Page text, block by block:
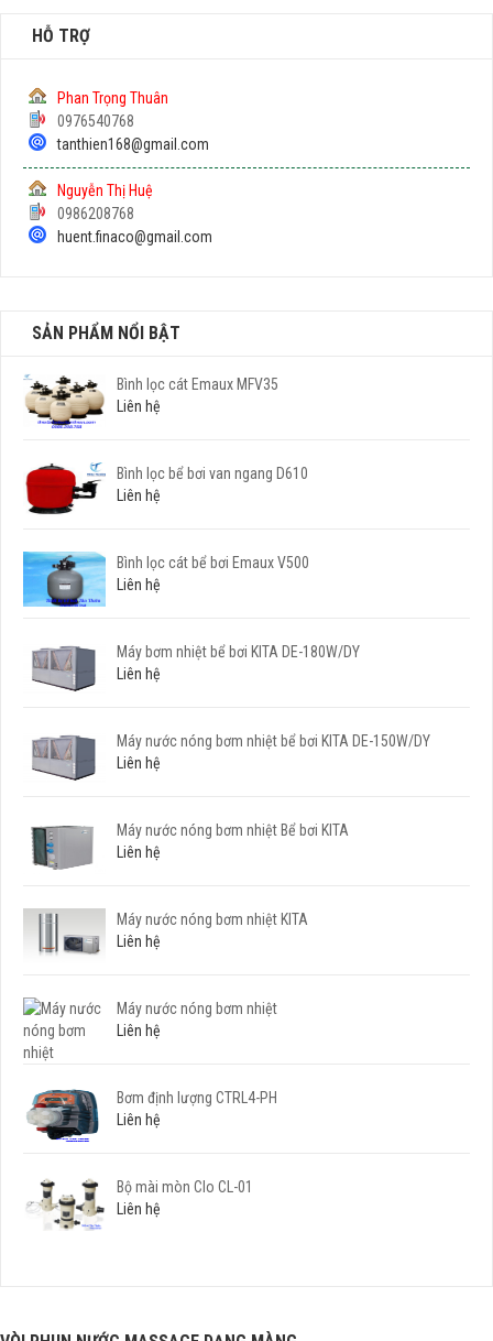
HỖ TRỢ
Phan Trọng Thuân
0976540768
tanthien168@gmail.com
Nguyễn Thị Huệ
0986208768
huent.finaco@gmail.com
SẢN PHẨM NỔI BẬT
Bình lọc cát Emaux MFV35
Liên hệ
Bình lọc bể bơi van ngang D610
Liên hệ
Bình lọc cát bể bơi Emaux V500
Liên hệ
Máy bơm nhiệt bể bơi KITA DE-180W/DY
Liên hệ
Máy nước nóng bơm nhiệt bể bơi KITA DE-150W/DY
Liên hệ
Máy nước nóng bơm nhiệt Bể bơi KITA
Liên hệ
Máy nước nóng bơm nhiệt KITA
Liên hệ
Máy nước nóng bơm nhiệt
Liên hệ
Bơm định lượng CTRL4-PH
Liên hệ
Bộ mài mòn Clo CL-01
Liên hệ